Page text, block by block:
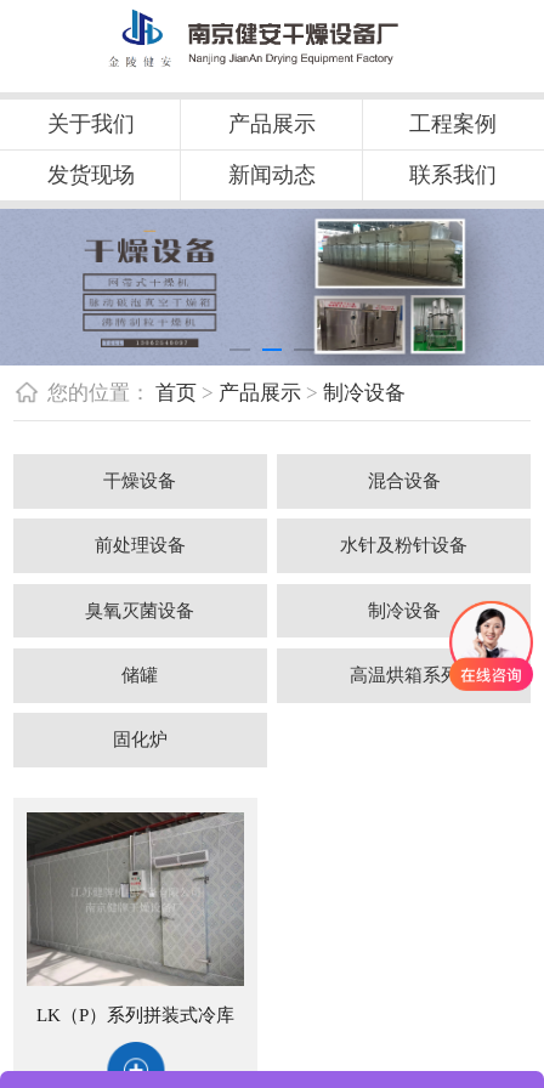
关于我们 产品展示 工程案例
发货现场 新闻动态 联系我们
您的位置：首页 > 产品展示 >制冷设备
干燥设备 混合设备
前处理设备 水针及粉针设备
臭氧灭菌设备 制冷设备
储罐 高温烘箱系列
固化炉
LK（P）系列拼装式冷库